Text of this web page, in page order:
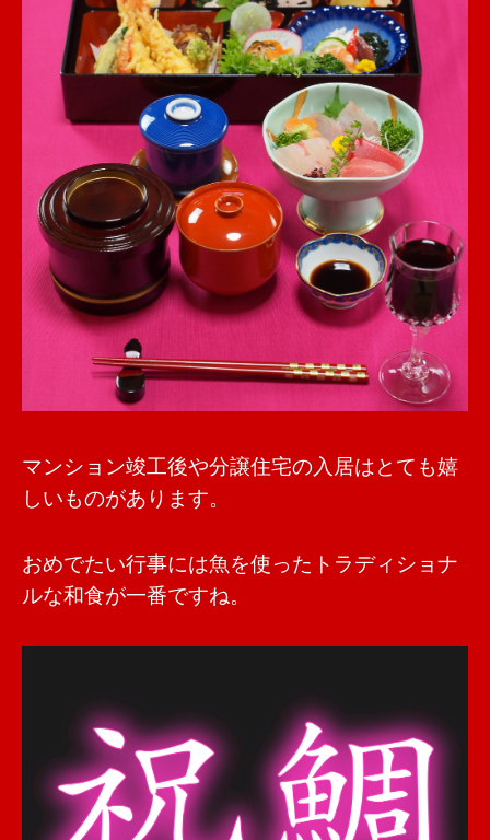
マンション竣工後や分譲住宅の入居はとても嬉
しいものがあります。
おめでたい行事には魚を使ったトラディショナ
ルな和食が一番ですね。